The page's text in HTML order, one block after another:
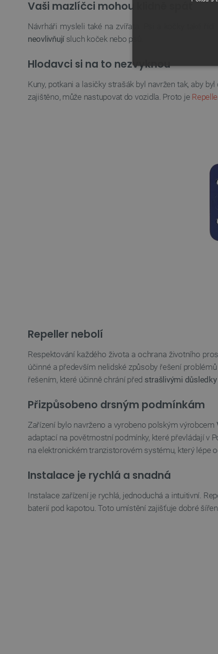
Vaši mazlíčci mohou klidně spát
Návrháři mysleli také na zvířata. také
neovlivňují sluch koček nebo psů.
Hlodavci si na to nezvyknou
Kuny, potkani a lasičky strašák byl navržen tak, aby byl
zajištěno, může nastupovat do vozidla. Proto je
Repeller nebolí
Respektování každého života a ochrana životního
účinné a především nelidské způsoby řešení
řešením, které účinně chrání před strašlivými důsledky
Přizpůsobeno drsným podmínkám
Zařízení bylo navrženo a vyrobeno polským výrobcem
adaptací na povětrnostní podmínky, které převládají v
na elektronickém tranzistorovém systému, který lépe
Instalace je rychlá a snadná
Instalace zařízení je rychlá, jednoduchá a intuitivní.
baterií pod kapotou. Toto umístění zajišťuje dobré
FUNKČNÍ
nezbytně nutných souborů
__cf_bm
__cf_bm
PHPSESSID